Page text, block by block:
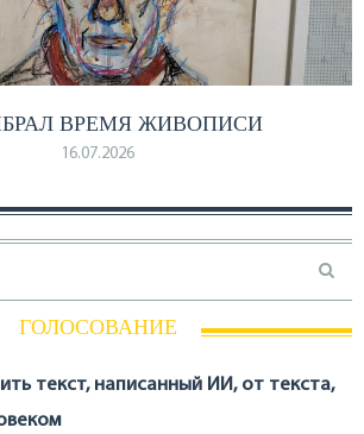
ВРЕМЯ ЖИВОПИСИ
16.07.2026
ГОЛОСОВАНИЕ
текст, написанный ИИ, от текста,